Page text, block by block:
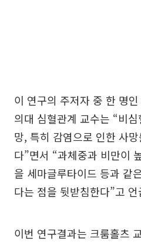
이 연구의 주저자 중 한 명
의대 심혈관계 교수는 “비
망, 특히 감염으로 인한 사
다”면서 “과체중과 비만이
을 세마글루타이드 등과 같
다는 점을 뒷받침한다”고
이번 연구결과는 크룸홀츠